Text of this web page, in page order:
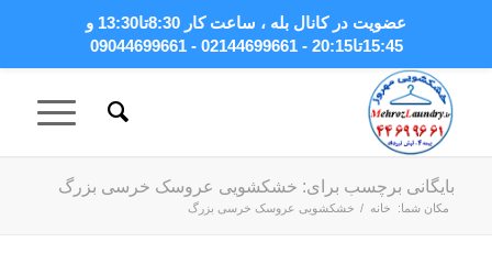
بایگانی برچسب برای: خشکشویی عروسک خرسی بزرگ
مکان شما: خانه / خشکشویی عروسک خرسی بزرگ
عضویت در کانال بله
، ساعت کار 8:30تا13:30 و
15:45تا20:15 - 02144699661 - 09044699661